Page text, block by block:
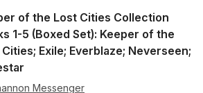
of the Lost Cities Collection
1-5 (Boxed Set): Keeper of the
Exile; Everblaze; Neverseen;
Messenger